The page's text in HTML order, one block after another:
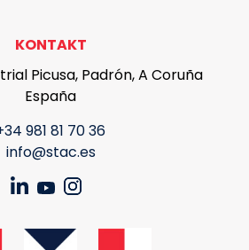
KONTAKT
Picusa, Padrón, A Coruña
España
981 81 70 36
info@stac.es